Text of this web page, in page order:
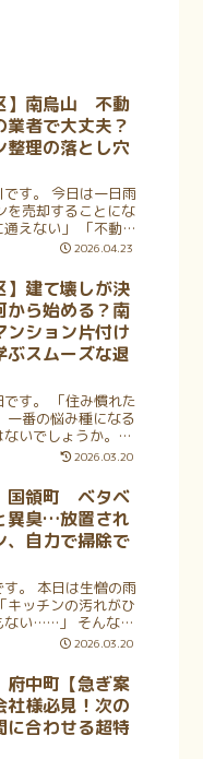
】南烏山 不動
業者で大丈夫？
整理の落とし穴
す。 今日は一日雨
売却することにな
えない」 「不動産
、本当に任せきりで
2026.04.23
】建て壊しが決
から始める？南
ンション片付け
ぶスムーズな退
す。 「住み慣れた
番の悩み種になる
いでしょうか。
しら？」 「大きな
2026.03.20
国領町 ベタベ
異臭…放置され
、自力で掃除で
。 本日は生憎の雨
ッチンの汚れがひ
ない……」 そんな風
ませんか？仕事や育
2026.03.20
府中町【急ぎ案
社様必見！次の
に合わせる超特